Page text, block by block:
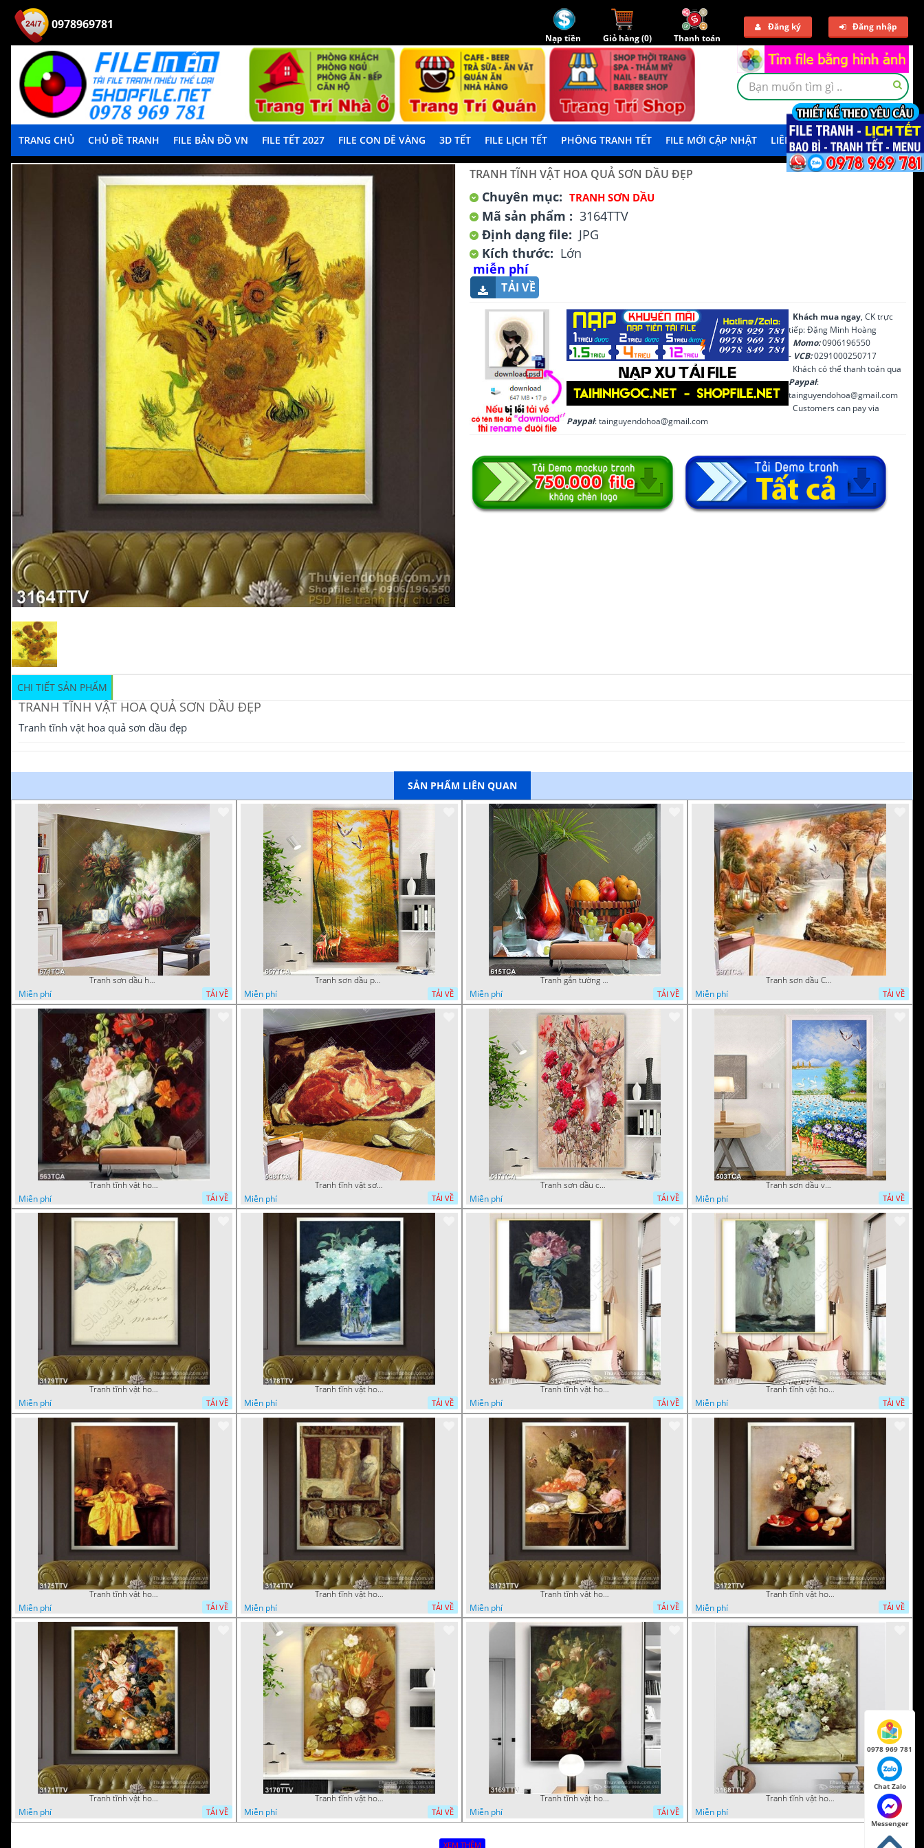
0978969781
Nạp tiền Giỏ hàng (0) Thanh toán
Đăng ký Đăng nhập
TRANG CHỦ CHỦ ĐỀ TRANH FILE BẢN ĐỒ VN FILE TẾT 2027 FILE CON DÊ VÀNG 3D TẾT FILE LỊCH TẾT PHÔNG TRANH TẾT FILE MỚI CẬP NHẬT LIÊN HỆ TẢI DEMO
TRANH TĨNH VẬT HOA QUẢ SƠN DẦU ĐẸP
Chuyên mục: TRANH SƠN DẦU
Mã sản phẩm : 3164TTV
Định dạng file: JPG
Kích thước: Lớn
miễn phí
TẢI VỀ
Khách mua ngay, CK trực
tiếp: Đặng Minh Hoàng
Momo:0906196550
- VCB:0291000250717
Khách có thể thanh toán qua
Paypal:
tainguyendohoa@gmail.com
Customers can pay via
Paypal: tainguyendohoa@gmail.com
CHI TIẾT SẢN PHẨM
TRANH TĨNH VẬT HOA QUẢ SƠN DẦU ĐẸP
Tranh tĩnh vật hoa quả sơn dầu đẹp
SẢN PHẨM LIÊN QUAN
Tranh sơn dầu hoa quả tĩnh vật nghệ thuật gắn tường
Miễn phí
TẢI VỀ
Tranh sơn dầu phong cảnh mùa thu cây lá vàng và nai trang trí tường
Miễn phí
TẢI VỀ
Tranh gắn tường hoa quả nghệ thuật
Miễn phí
TẢI VỀ
Tranh sơn dầu Châu Âu phong cảnh ngôi làng bên dòng sông
Miễn phí
TẢI VỀ
Tranh tĩnh vật hoa quả decor phòng khách in uv
Miễn phí
TẢI VỀ
Tranh tĩnh vật sơn dầu nước ngoài trang trí phòng bếp
Miễn phí
TẢI VỀ
Tranh sơn dầu chú nai trong vườn hoa decor tường in uv
Miễn phí
TẢI VỀ
Tranh sơn dầu vườn hoa bên dòng sông decor tường
Miễn phí
TẢI VỀ
Tranh tĩnh vật hoa quả sơn dầu dán tường đẹp
Miễn phí
TẢI VỀ
Tranh tĩnh vật hoa quả sơn dầu trang trí tường đẹp
Miễn phí
TẢI VỀ
Tranh tĩnh vật hoa quả sơn dầu nghệ thuật
Miễn phí
TẢI VỀ
Tranh tĩnh vật hoa quả sơn dầu trang trí tường
Miễn phí
TẢI VỀ
Tranh tĩnh vật hoa quả sơn dầu trang trí đẹp
Miễn phí
TẢI VỀ
Tranh tĩnh vật hoa quả sơn dầu nghệ thuật
Miễn phí
TẢI VỀ
Tranh tĩnh vật hoa quả sơn dầu độc đáo đẹp
Miễn phí
TẢI VỀ
Tranh tĩnh vật hoa quả sơn dầu trang trí phòng ngủ
Miễn phí
TẢI VỀ
Tranh tĩnh vật hoa quả sơn dầu đẹp
Miễn phí
TẢI VỀ
Tranh tĩnh vật hoa quả sơn dầu độc đáo
Miễn phí
TẢI VỀ
Tranh tĩnh vật hoa quả sơn dầu trang trí tường
Miễn phí
TẢI VỀ
Tranh tĩnh vật hoa quả sơn dầu nghệ thuật
Miễn phí
TẢI VỀ
XEM THÊM
0978 969 781
Chat Zalo
Messenger